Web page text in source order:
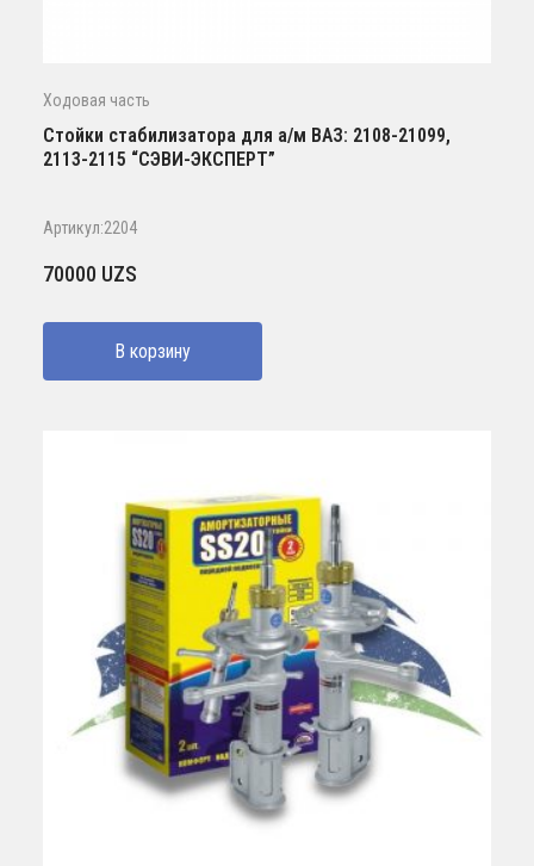
Ходовая часть
Стойки стабилизатора для а/м ВАЗ: 2108-21099,
2113-2115 “СЭВИ-ЭКСПЕРТ”
Артикул:2204
70000 UZS
В корзину